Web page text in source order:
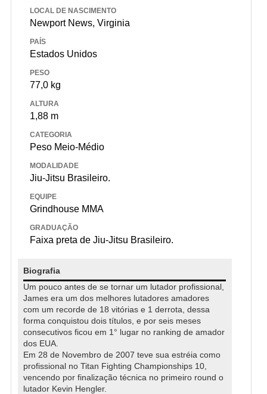
LOCAL DE NASCIMENTO
Newport News, Virginia
PAÍS
Estados Unidos
PESO
77,0 kg
ALTURA
1,88 m
CATEGORIA
Peso Meio-Médio
MODALIDADE
Jiu-Jitsu Brasileiro.
EQUIPE
Grindhouse MMA
GRADUAÇÃO
Faixa preta de Jiu-Jitsu Brasileiro.
Biografia
Um pouco antes de se tornar um lutador profissional,
James era um dos melhores lutadores amadores
com um recorde de 18 vitórias e 1 derrota, dessa
forma conquistou dois títulos, e por seis meses
consecutivos ficou em 1° lugar no ranking de amador
dos EUA.
Em 28 de Novembro de 2007 teve sua estréia como
profissional no Titan Fighting Championships 10,
vencendo por finalização técnica no primeiro round o
lutador Kevin Hengler.